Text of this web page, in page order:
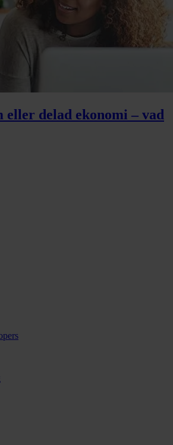
eller delad ekonomi – vad